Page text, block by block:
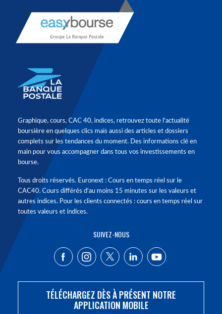
Graphique, cours, CAC 40, indices, retrouvez toute l'actualité
boursière en quelques clics mais aussi des articles et dossiers
complets sur les tendances du moment. Des informations clé en
main pour vous accompagner dans tous vos investissements en
bourse.
Tous droits réservés. Euronext : Cours en temps réel sur le
CAC40. Cours différés d'au moins 15 minutes sur les valeurs et
autres indices. Pour les clients connectés : cours en temps réel sur
toutes valeurs et indices.
SUIVEZ-NOUS
TÉLÉCHARGEZ DÈS À PRÉSENT NOTRE
APPLICATION MOBILE